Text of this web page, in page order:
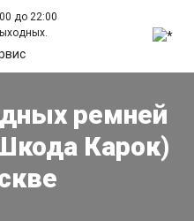
до 22:00
ремней
Карок)